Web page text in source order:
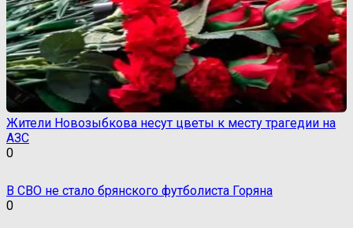
Жители Новозыбкова несут цветы к месту трагедии на
АЗС
0
В СВО не стало брянского футболиста Горяна
0